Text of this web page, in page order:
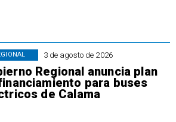
3 de agosto de 2026
Regional anuncia plan
para buses
de Calama